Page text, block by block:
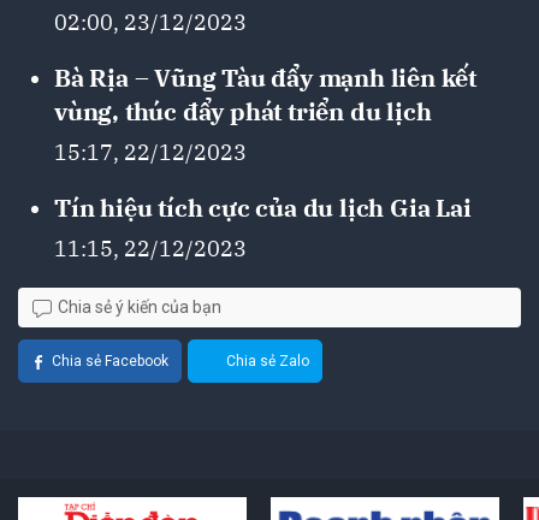
02:00, 23/12/2023
Bà Rịa – Vũng Tàu đẩy mạnh liên kết
vùng, thúc đẩy phát triển du lịch
15:17, 22/12/2023
Tín hiệu tích cực của du lịch Gia Lai
11:15, 22/12/2023
Chia sẻ ý kiến của bạn
Chia sẻ Facebook Chia sẻ Zalo